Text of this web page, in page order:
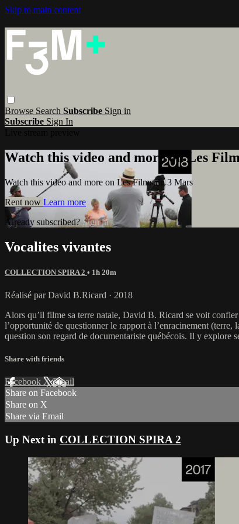
Skip to main content
Browse Search Subscribe Sign in
Subscribe Sign In
Watch this video and more on Les
Watch this video and more on Les Films du 3 Mars
Rent now Learn more
Already subscribed?Sign in
Vocalites vivantes
COLLECTION SPIRA 2 • 1h 20m
Réalisé par David B.Ricard · 2018
Alors qu’il filme sa terre natale, David B. Ricard se voit
l’opportunité de questionner le rapport à l’enracinement (terre,
question son regard de documentariste québécois. Il y explore
Share with friends
Facebook XEmail
Share on Facebook
Share on X
Share via Email
Up Next in COLLECTION SPIRA 2